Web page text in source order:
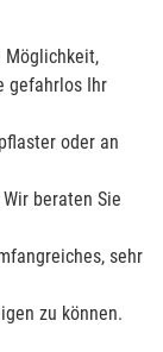
Möglichkeit,
gefahrlos Ihr
oder an
beraten Sie
sehr
zu können.